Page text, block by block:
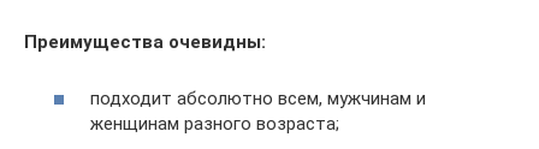
Преимущества очевидны:
подходит абсолютно всем, мужчинам и
женщинам разного возраста;